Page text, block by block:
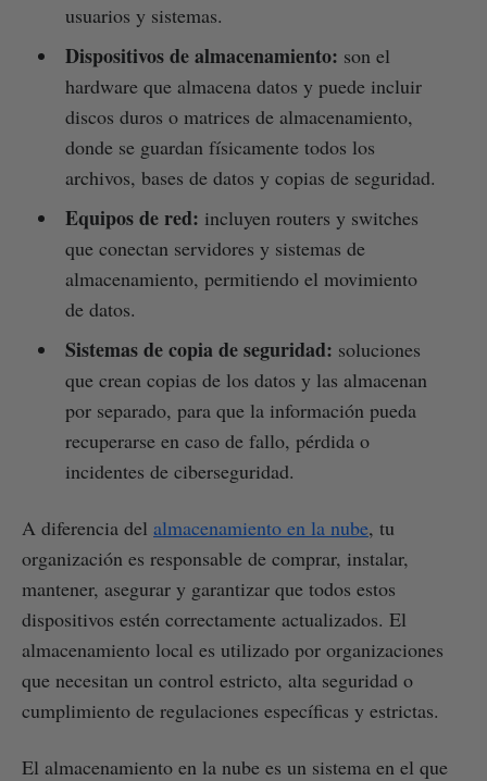
usuarios y sistemas.
Dispositivos de almacenamiento: son el
hardware que almacena datos y puede incluir
discos duros o matrices de almacenamiento,
donde se guardan físicamente todos los
archivos, bases de datos y copias de seguridad.
Equipos de red: incluyen routers y switches
que conectan servidores y sistemas de
almacenamiento, permitiendo el movimiento
de datos.
Sistemas de copia de seguridad: soluciones
que crean copias de los datos y las almacenan
por separado, para que la información pueda
recuperarse en caso de fallo, pérdida o
incidentes de ciberseguridad.
A diferencia del almacenamiento en la nube, tu
organización es responsable de comprar, instalar,
mantener, asegurar y garantizar que todos estos
dispositivos estén correctamente actualizados. El
almacenamiento local es utilizado por organizaciones
que necesitan un control estricto, alta seguridad o
cumplimiento de regulaciones específicas y estrictas.
El almacenamiento en la nube es un sistema en el que